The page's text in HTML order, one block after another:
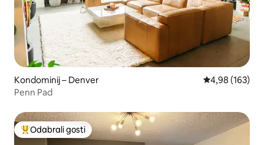
Kondominij – Denver Prosječna
4,98 (163)
Penn Pad
Među najviše rangiranima s oznakom „Odabrali gosti”
Odabrali gosti